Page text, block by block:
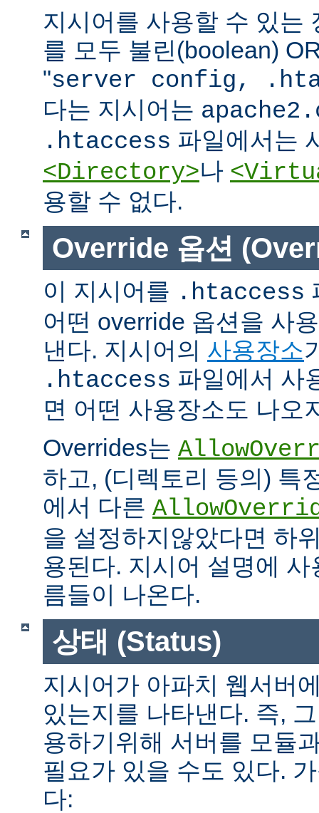
지시어를 사용할 수 있는
를 모두 불린(boolean)
"server config,
다는 지시어는
.htaccess 파일에서는
<Directory>나
용할 수 없다.
Override 옵션
이 지시어를 .htaccess
어떤 override 옵션을 사
낸다. 지시어의 사용장소
.htaccess 파일에서 사
면 어떤 사용장소도 나오
Overrides는
하고, (디렉토리 등의) 특
에서 다른
을 설정하지않았다면 하
용된다. 지시어 설명에
름들이 나온다.
상태 (Status)
지시어가 아파치 웹서버
있는지를 나타낸다. 즉,
용하기위해 서버를 모듈
필요가 있을 수도 있다.
다: